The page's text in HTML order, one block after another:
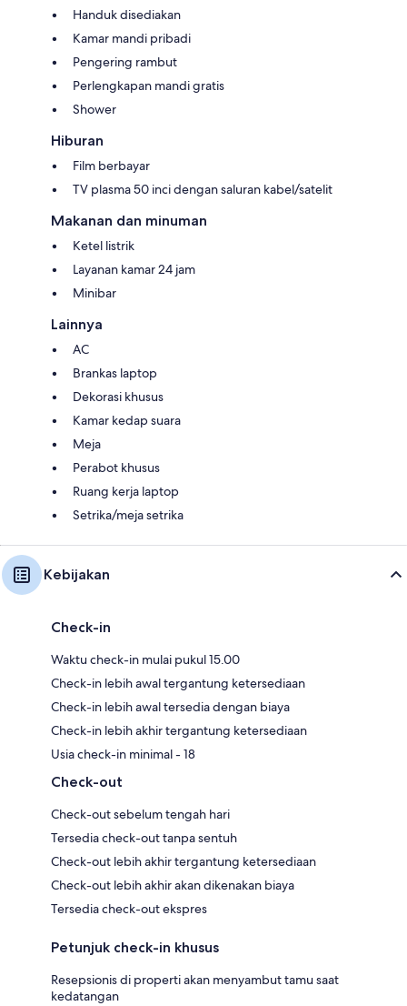
Handuk disediakan
Kamar mandi pribadi
Pengering rambut
Perlengkapan mandi gratis
Shower
Hiburan
Film berbayar
TV plasma 50 inci dengan saluran kabel/satelit
Makanan dan minuman
Ketel listrik
Layanan kamar 24 jam
Minibar
Lainnya
AC
Brankas laptop
Dekorasi khusus
Kamar kedap suara
Meja
Perabot khusus
Ruang kerja laptop
Setrika/meja setrika
Kebijakan
Check-in
Waktu check-in mulai pukul 15.00
Check-in lebih awal tergantung ketersediaan
Check-in lebih awal tersedia dengan biaya
Check-in lebih akhir tergantung ketersediaan
Usia check-in minimal - 18
Check-out
Check-out sebelum tengah hari
Tersedia check-out tanpa sentuh
Check-out lebih akhir tergantung ketersediaan
Check-out lebih akhir akan dikenakan biaya
Tersedia check-out ekspres
Petunjuk check-in khusus
Resepsionis di properti akan menyambut tamu saat
kedatangan